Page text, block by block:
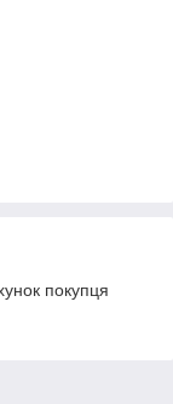
покупця